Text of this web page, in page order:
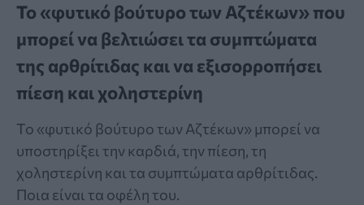
Το «φυτικό βούτυρο των Αζτέκων» που
μπορεί να βελτιώσει τα συμπτώματα
της αρθρίτιδας και να εξισορροπήσει
πίεση και χοληστερίνη
Το «φυτικό βούτυρο των Αζτέκων» μπορεί να
υποστηρίξει την καρδιά, την πίεση, τη
χοληστερίνη και τα συμπτώματα αρθρίτιδας.
Ποια είναι τα οφέλη του.